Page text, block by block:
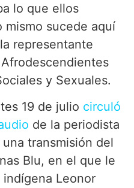
lo que ellos
mismo sucede aquí
representante
y Sexuales.
19 de julio circuló
de la periodista
transmisión del
Blu, en el que le
Leonor